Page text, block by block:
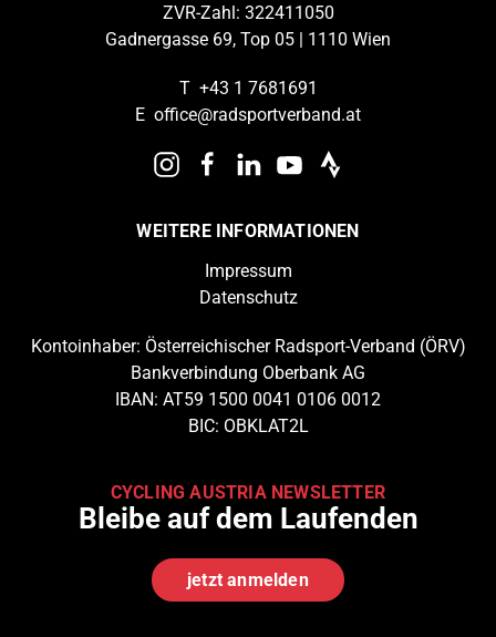
ZVR-Zahl: 322411050
Gadnergasse 69, Top 05 | 1110 Wien
T +43 1 7681691
E office@radsportverband.at
WEITERE INFORMATIONEN
Impressum
Datenschutz
Kontoinhaber: Österreichischer Radsport-Verband (ÖRV)
Bankverbindung Oberbank AG
IBAN: AT59 1500 0041 0106 0012
BIC: OBKLAT2L
CYCLING AUSTRIA NEWSLETTER
Bleibe auf dem Laufenden
jetzt anmelden